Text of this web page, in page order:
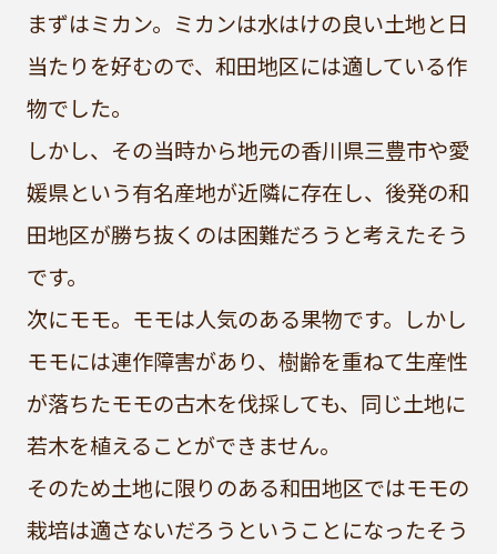
まずはミカン。ミカンは水はけの良い土地と日
当たりを好むので、和田地区には適している作
物でした。
しかし、その当時から地元の香川県三豊市や愛
媛県という有名産地が近隣に存在し、後発の和
田地区が勝ち抜くのは困難だろうと考えたそう
です。
次にモモ。モモは人気のある果物です。しかし
モモには連作障害があり、樹齢を重ねて生産性
が落ちたモモの古木を伐採しても、同じ土地に
若木を植えることができません。
そのため土地に限りのある和田地区ではモモの
栽培は適さないだろうということになったそう